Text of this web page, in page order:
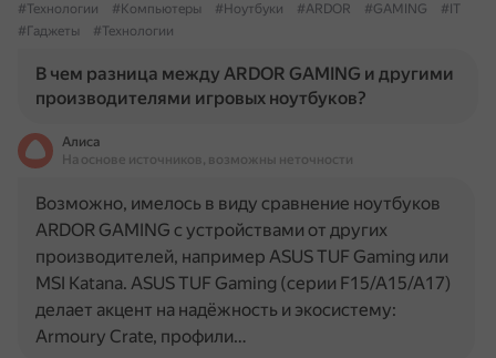
#Технологии
#Компьютеры #Ноутбуки #ARDOR #GAMING
#IT
#Гаджеты
#Технологии
В чем разница между ARDOR GAMING и другими
производителями игровых ноутбуков?
Алиса
На основе источников, возможны неточности
Возможно, имелось в виду сравнение ноутбуков
ARDOR GAMING с устройствами от других
производителей, например ASUS TUF Gaming или
MSI Katana. ASUS TUF Gaming (серии F15/A15/A17)
делает акцент на надёжность и экосистему:
Armoury Crate, профили…